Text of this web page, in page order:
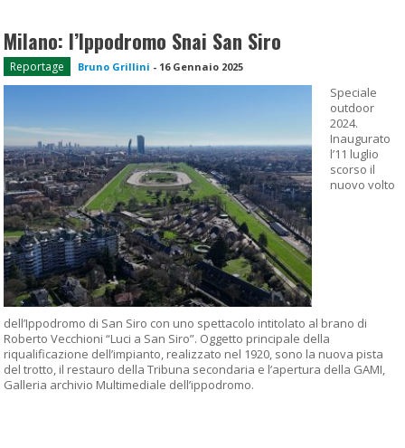
Milano: l’Ippodromo Snai San Siro
Reportage Bruno Grillini - 16 Gennaio 2025
Speciale
outdoor
2024.
Inaugurato
l’11 luglio
scorso il
nuovo volto
dell’Ippodromo di San Siro con uno spettacolo intitolato al brano di
Roberto Vecchioni “Luci a San Siro”. Oggetto principale della
riqualificazione dell’impianto, realizzato nel 1920, sono la nuova pista
del trotto, il restauro della Tribuna secondaria e l’apertura della GAMI,
Galleria archivio Multimediale dell’ippodromo.